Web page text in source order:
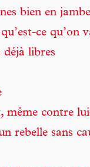
bien en
ce qu’on
libres
même contre
rebelle sans